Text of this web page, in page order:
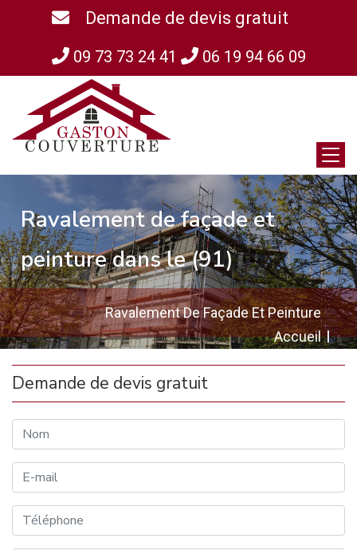
Demande de devis gratuit
09 73 73 24 41 06 19 94 66 09
Ravalement de façade et
peinture dans le (91)
Ravalement De Façade Et Peinture
Accueil
Demande de devis gratuit